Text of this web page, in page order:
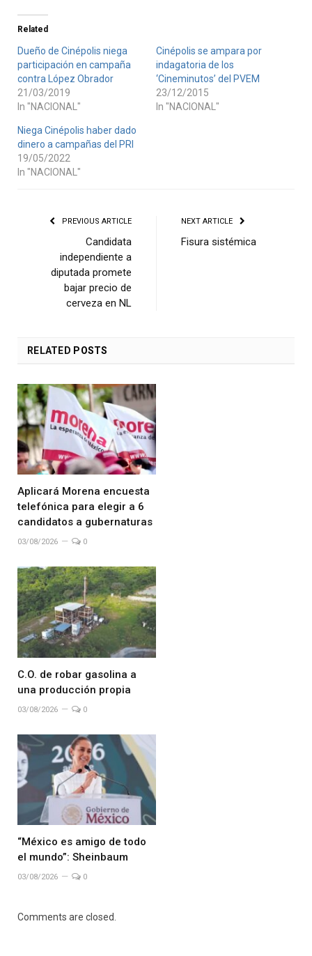
Related
Dueño de Cinépolis niega
participación en campaña
contra López Obrador
21/03/2019
In "NACIONAL"
Cinépolis se ampara por
indagatoria de los
‘Cineminutos’ del PVEM
23/12/2015
In "NACIONAL"
Niega Cinépolis haber dado
dinero a campañas del PRI
19/05/2022
In "NACIONAL"
PREVIOUS ARTICLE
Candidata
independiente a
diputada promete
bajar precio de
cerveza en NL
NEXT ARTICLE
Fisura sistémica
RELATED POSTS
Aplicará Morena encuesta
telefónica para elegir a 6
candidatos a gubernaturas
03/08/2026 0
C.O. de robar gasolina a
una producción propia
03/08/2026 0
“México es amigo de todo
el mundo”: Sheinbaum
03/08/2026 0
Comments are closed.